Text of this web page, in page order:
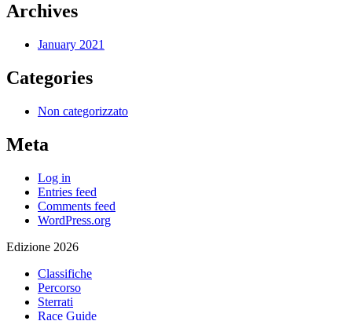
Archives
January 2021
Categories
Non categorizzato
Meta
Log in
Entries feed
Comments feed
WordPress.org
Edizione 2026
Classifiche
Percorso
Sterrati
Race Guide